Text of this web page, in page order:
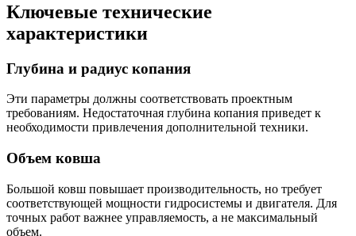
Ключевые технические
характеристики
Глубина и радиус копания
Эти параметры должны соответствовать проектным
требованиям. Недостаточная глубина копания приведет к
необходимости привлечения дополнительной техники.
Объем ковша
Большой ковш повышает производительность, но требует
соответствующей мощности гидросистемы и двигателя. Для
точных работ важнее управляемость, а не максимальный
объем.